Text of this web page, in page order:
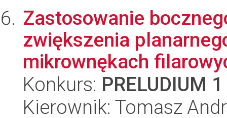
Zastosowanie
zwiększenia
mikrownękach
Konkurs: PRELUDIUM 1
Kierownik: Tomasz